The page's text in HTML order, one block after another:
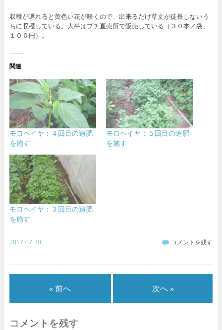
収穫が遅れると黄色い花が咲くので、出来るだけ草丈が徒長しないう
ちに収穫している。大半はプチ直売所で販売している（３０本／袋、
１００円）。
関連
モロヘイヤ：４回目の追肥
を施す
モロヘイヤ：５回目の追肥
を施す
モロヘイヤ：３回目の追肥
を施す
2017-07-30 コメントを残す
« 前へ 次へ »
コメントを残す